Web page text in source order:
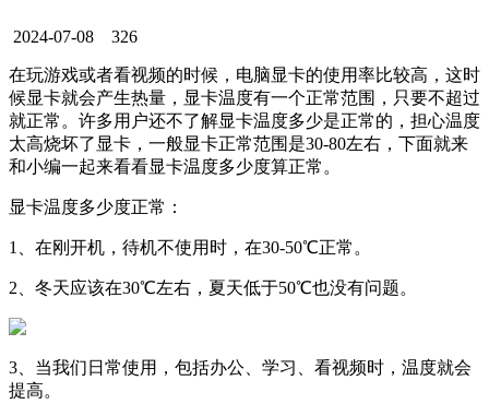
2024-07-08 326
在玩游戏或者看视频的时候，电脑显卡的使用率比较高，这时
候显卡就会产生热量，显卡温度有一个正常范围，只要不超过
就正常。许多用户还不了解显卡温度多少是正常的，担心温度
太高烧坏了显卡，一般显卡正常范围是30-80左右，下面就来
和小编一起来看看显卡温度多少度算正常。
显卡温度多少度正常：
1、在刚开机，待机不使用时，在30-50℃正常。
2、冬天应该在30℃左右，夏天低于50℃也没有问题。
3、当我们日常使用，包括办公、学习、看视频时，温度就会
提高。